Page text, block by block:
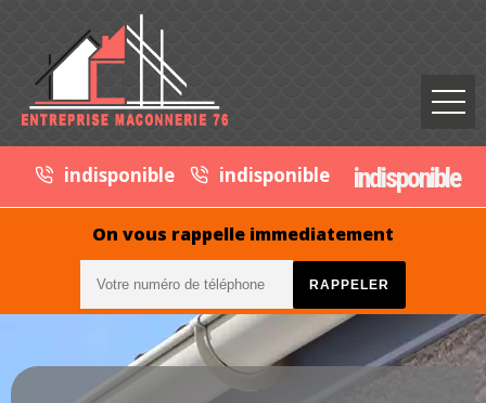
indisponible indisponible indisponible
On vous rappelle immediatement